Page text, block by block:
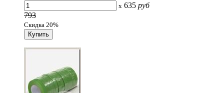
x 635 руб
793
Скидка 20%